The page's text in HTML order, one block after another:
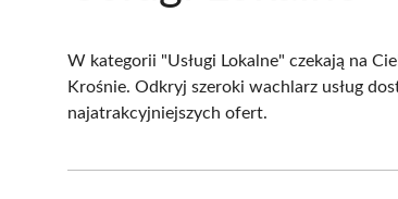
W kategorii "Usługi Lokalne" czekają na
Krośnie. Odkryj szeroki wachlarz usług
najatrakcyjniejszych ofert.